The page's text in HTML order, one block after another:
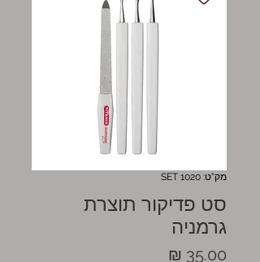
מק"ט: 1020 SET
סט פדיקור תוצרת
גרמניה